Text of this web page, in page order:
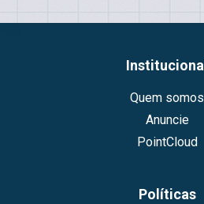
Institucional
Quem somos
Anuncie
PointCloud
Políticas